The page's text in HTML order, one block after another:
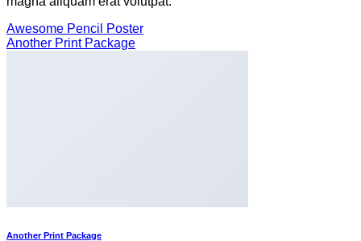
Awesome Pencil Poster
Another Print Package
Another Print Package